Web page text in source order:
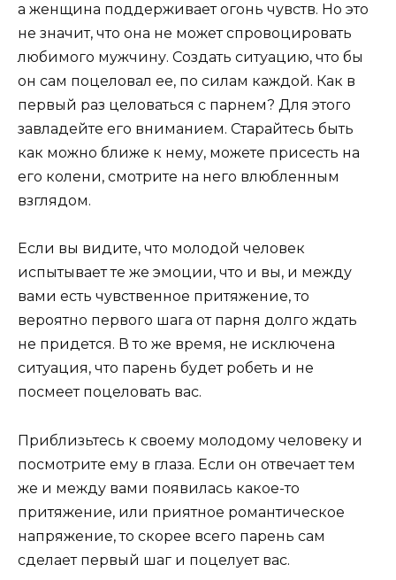
а женщина поддерживает огонь чувств. Но это
не значит, что она не может спровоцировать
любимого мужчину. Создать ситуацию, что бы
он сам поцеловал ее, по силам каждой. Как в
первый раз целоваться с парнем? Для этого
завладейте его вниманием. Старайтесь быть
как можно ближе к нему, можете присесть на
его колени, смотрите на него влюбленным
взглядом.
Если вы видите, что молодой человек
испытывает те же эмоции, что и вы, и между
вами есть чувственное притяжение, то
вероятно первого шага от парня долго ждать
не придется. В то же время, не исключена
ситуация, что парень будет робеть и не
посмеет поцеловать вас.
Приблизьтесь к своему молодому человеку и
посмотрите ему в глаза. Если он отвечает тем
же и между вами появилась какое-то
притяжение, или приятное романтическое
напряжение, то скорее всего парень сам
сделает первый шаг и поцелует вас.